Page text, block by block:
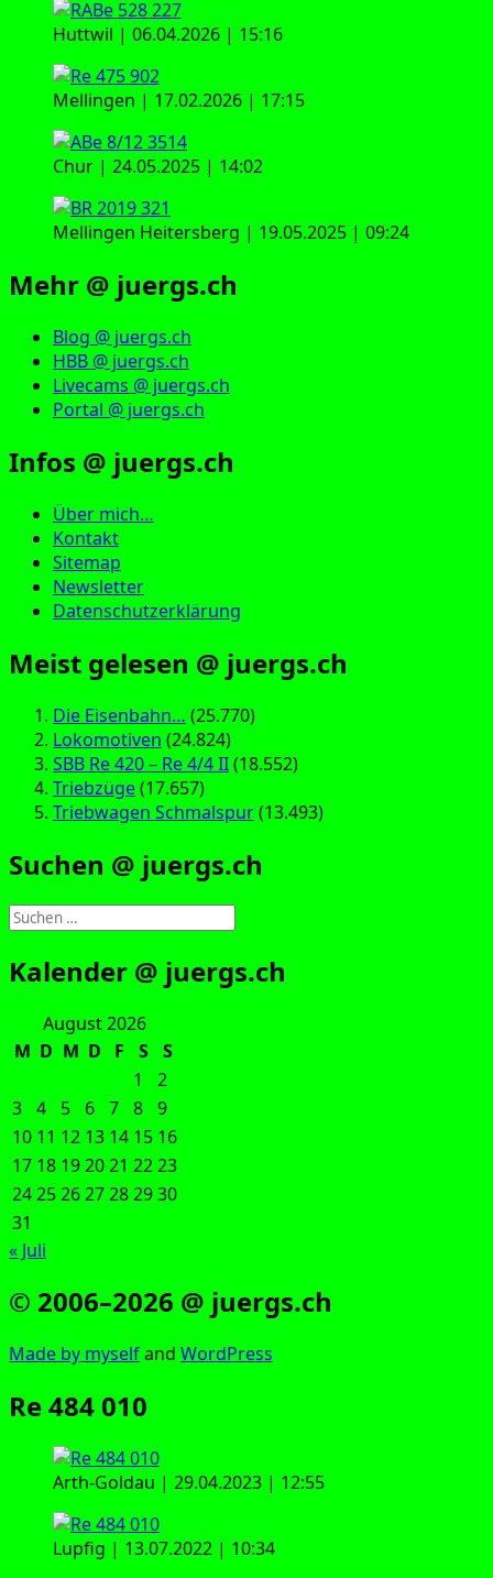
Huttwil | 06.04.2026 | 15:16
Mellingen | 17.02.2026 | 17:15
Chur | 24.05.2025 | 14:02
Mellingen Heitersberg | 19.05.2025 | 09:24
Mehr @ juergs.ch
Blog @ juergs.ch
HBB @ juergs.ch
Livecams @ juergs.ch
Portal @ juergs.ch
Infos @ juergs.ch
Über mich…
Kontakt
Sitemap
Newsletter
Datenschutzerklärung
Meist gelesen @ juergs.ch
Die Eisenbahn… (25.770)
Lokomotiven (24.824)
SBB Re 420 – Re 4/4 II(18.552)
Triebzüge(17.657)
Triebwagen Schmalspur(13.493)
Suchen @ juergs.ch
Suchen
nach:
Kalender @ juergs.ch
August 2026
M D M D F S
S
1
2
3 4 5 6 7 8 9
10 11 12 13 14 15 16
17 18 192021 2223
24252627282930
31
« Juli
© 2006–2026 @ juergs.ch
Made by mys­elfand Word­Press
Re 484 010
Arth-Gold­au | 29.04.2023 | 12:55
Lup­f­ig | 13.07.2022 | 10:34